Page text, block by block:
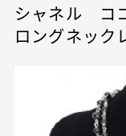
シャネル コ
ロングネック